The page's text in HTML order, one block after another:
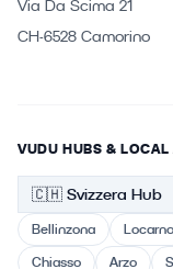
Via Da Scima 21
CH-6528 Camorino
VUDU HUBS & LOCAL
🇨🇭 Svizzera Hub
Bellinzona Locarno
Chiasso
Arzo